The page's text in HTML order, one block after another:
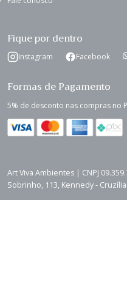
Fique por dentro
Instagram Facebook
Formas de Pagamento
5% de desconto nas compras no
Art Viva Ambientes | CNPJ
Sobrinho, 113, Kennedy - Cruzília